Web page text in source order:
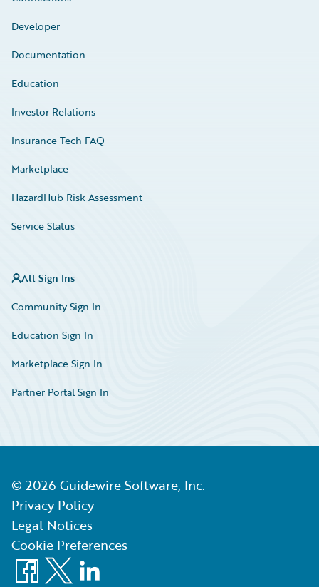
Developer
Documentation
Education
Investor Relations
Insurance Tech FAQ
Marketplace
HazardHub Risk Assessment
Service Status
All Sign Ins
Community Sign In
Education Sign In
Marketplace Sign In
Partner Portal Sign In
© 2026 Guidewire Software, Inc.
Privacy Policy
Legal Notices
Cookie Preferences
Facebook
X LinkedIn